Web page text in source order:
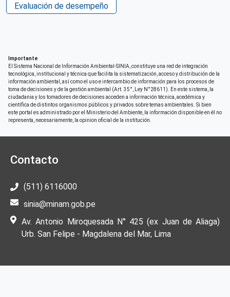
Evaluación de desempeño
Importante
El Sistema Nacional de Información Ambiental-SINIA, constituye una red de integración
tecnológica, institucional y técnica que facilita la sistematización, acceso y distribución de la
información ambiental, así como el uso e intercambio de información para los procesos de
toma de decisiones y de la gestión ambiental (Art. 35°, Ley N°28611). En este sistema, la
ciudadania y los tomadores de decisiones acceden a información técnica, acedémica y
científica de distintos organismos públicos y privados sobre temas ambientales. Si bien
este portal es administrado por el Ministerio del Ambiente, la información disponible en él no
representa, necesariamente, la opinion oficial de la institución.
Contacto
(511) 6116000
sinia@minam.gob.pe
Av. Antonio Miroquesada N° 425 (ex Juan de Aliaga)
Urb. San Felipe - Magdalena del Mar, Lima